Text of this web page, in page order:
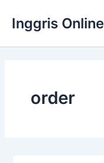
konten
Inggris Online
order